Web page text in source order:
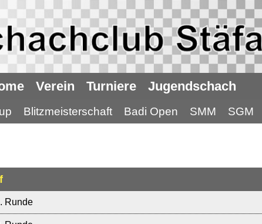
Verein Turniere Jugendschach
Blitzmeisterschaft Badi Open SMM SGM
Runde